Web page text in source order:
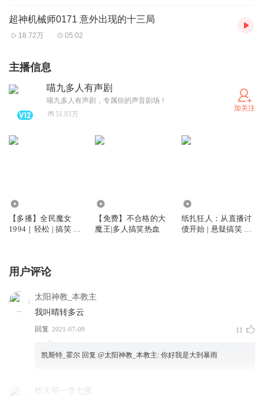
超神机械师0171 意外出现的十三局
18.72万 05:02
主播信息
喵九多人有声剧
喵九多人有声剧，专属你的声音剧场！
51.83万
加关注
【多播】全民魔女
1994｜轻松 | 搞笑 |
【免费】不合格的大
魔王|多人搞笑热血
纸扎狂人：从直播讨
债开始 | 悬疑搞笑 精
用户评论
太阳神教_本教主
我叫晴转多云
回复 2021-07-09 11
凯斯特_霍尔 回复 @太阳神教_本教主: 你好我是大到暴雨
炸天帮一李七夜